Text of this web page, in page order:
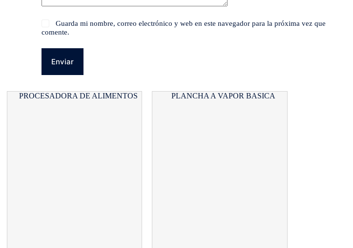
Guarda mi nombre, correo electrónico y web en este navegador para la próxima vez que
comente.
Enviar